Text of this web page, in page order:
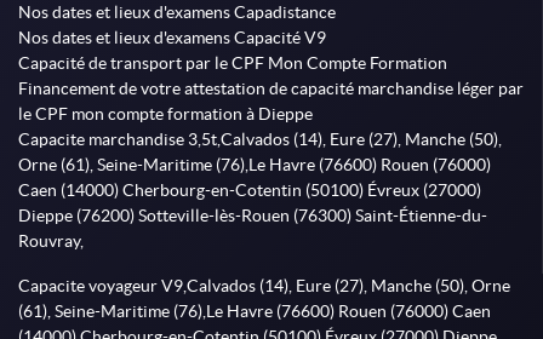
Nos dates et lieux d'examens Capadistance
Nos dates et lieux d'examens Capacité V9
Capacité de transport par le CPF Mon Compte Formation
Financement de votre attestation de capacité marchandise léger par
le CPF mon compte formation à Dieppe
Capacite marchandise 3,5t,Calvados (14), Eure (27), Manche (50),
Orne (61), Seine-Maritime (76),Le Havre (76600) Rouen (76000)
Caen (14000) Cherbourg-en-Cotentin (50100) Évreux (27000)
Dieppe (76200) Sotteville-lès-Rouen (76300) Saint-Étienne-du-
Rouvray,
Capacite voyageur V9,Calvados (14), Eure (27), Manche (50), Orne
(61), Seine-Maritime (76),Le Havre (76600) Rouen (76000) Caen